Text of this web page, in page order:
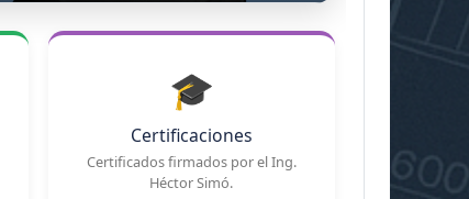
🎓
Certificaciones
Certificados firmados por el Ing.
Héctor Simó.